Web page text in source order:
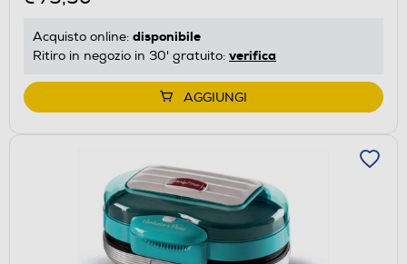
Acquisto online: disponibile
Ritiro in negozio in 30' gratuito: verifica
AGGIUNGI